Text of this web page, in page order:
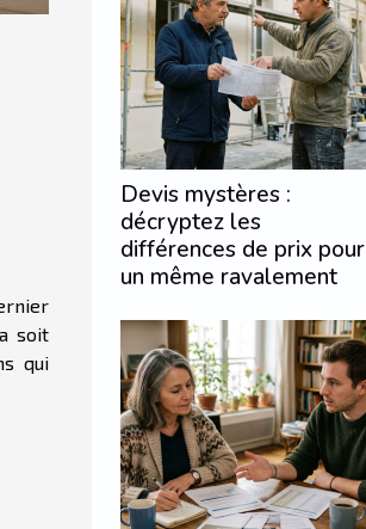
soit
qui
Devis mystères :
décryptez les
différences de prix pour
un même ravalement